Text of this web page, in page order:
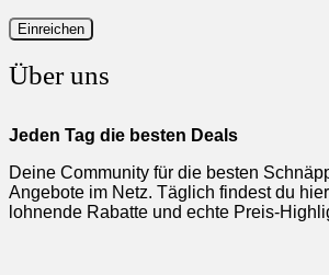
Über uns
Jeden Tag die besten Deals
Deine Community für die besten
Angebote im Netz. Täglich findest du
lohnende Rabatte und echte Preis-